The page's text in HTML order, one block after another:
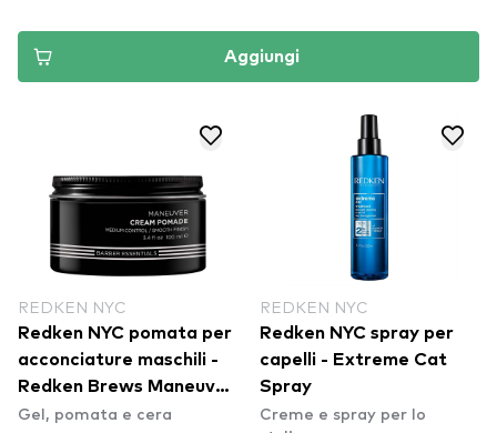
Aggiungi
REDKEN NYC
Redken NYC pomata per
acconciature maschili -
Redken Brews Maneuver
Cream Pomade
Gel, pomata e cera
REDKEN NYC
Redken NYC spray per
capelli - Extreme Cat
Spray
Creme e spray per lo